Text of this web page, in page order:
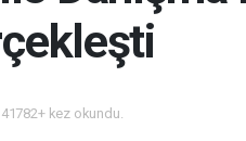
41782+ kez okundu.